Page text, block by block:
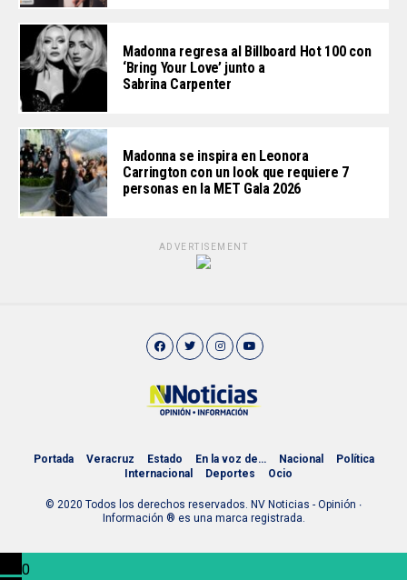
Madonna regresa al Billboard Hot 100 con
‘Bring Your Love’ junto a
Sabrina Carpenter
Madonna se inspira en Leonora
Carrington con un look que requiere 7
personas en la MET Gala 2026
ADVERTISEMENT
Portada Veracruz Estado En la voz de… Nacional
Política
Internacional
Deportes Ocio
© 2020 Todos los derechos reservados. NV Noticias - Opinión ∙
Información ® es una marca registrada.
0